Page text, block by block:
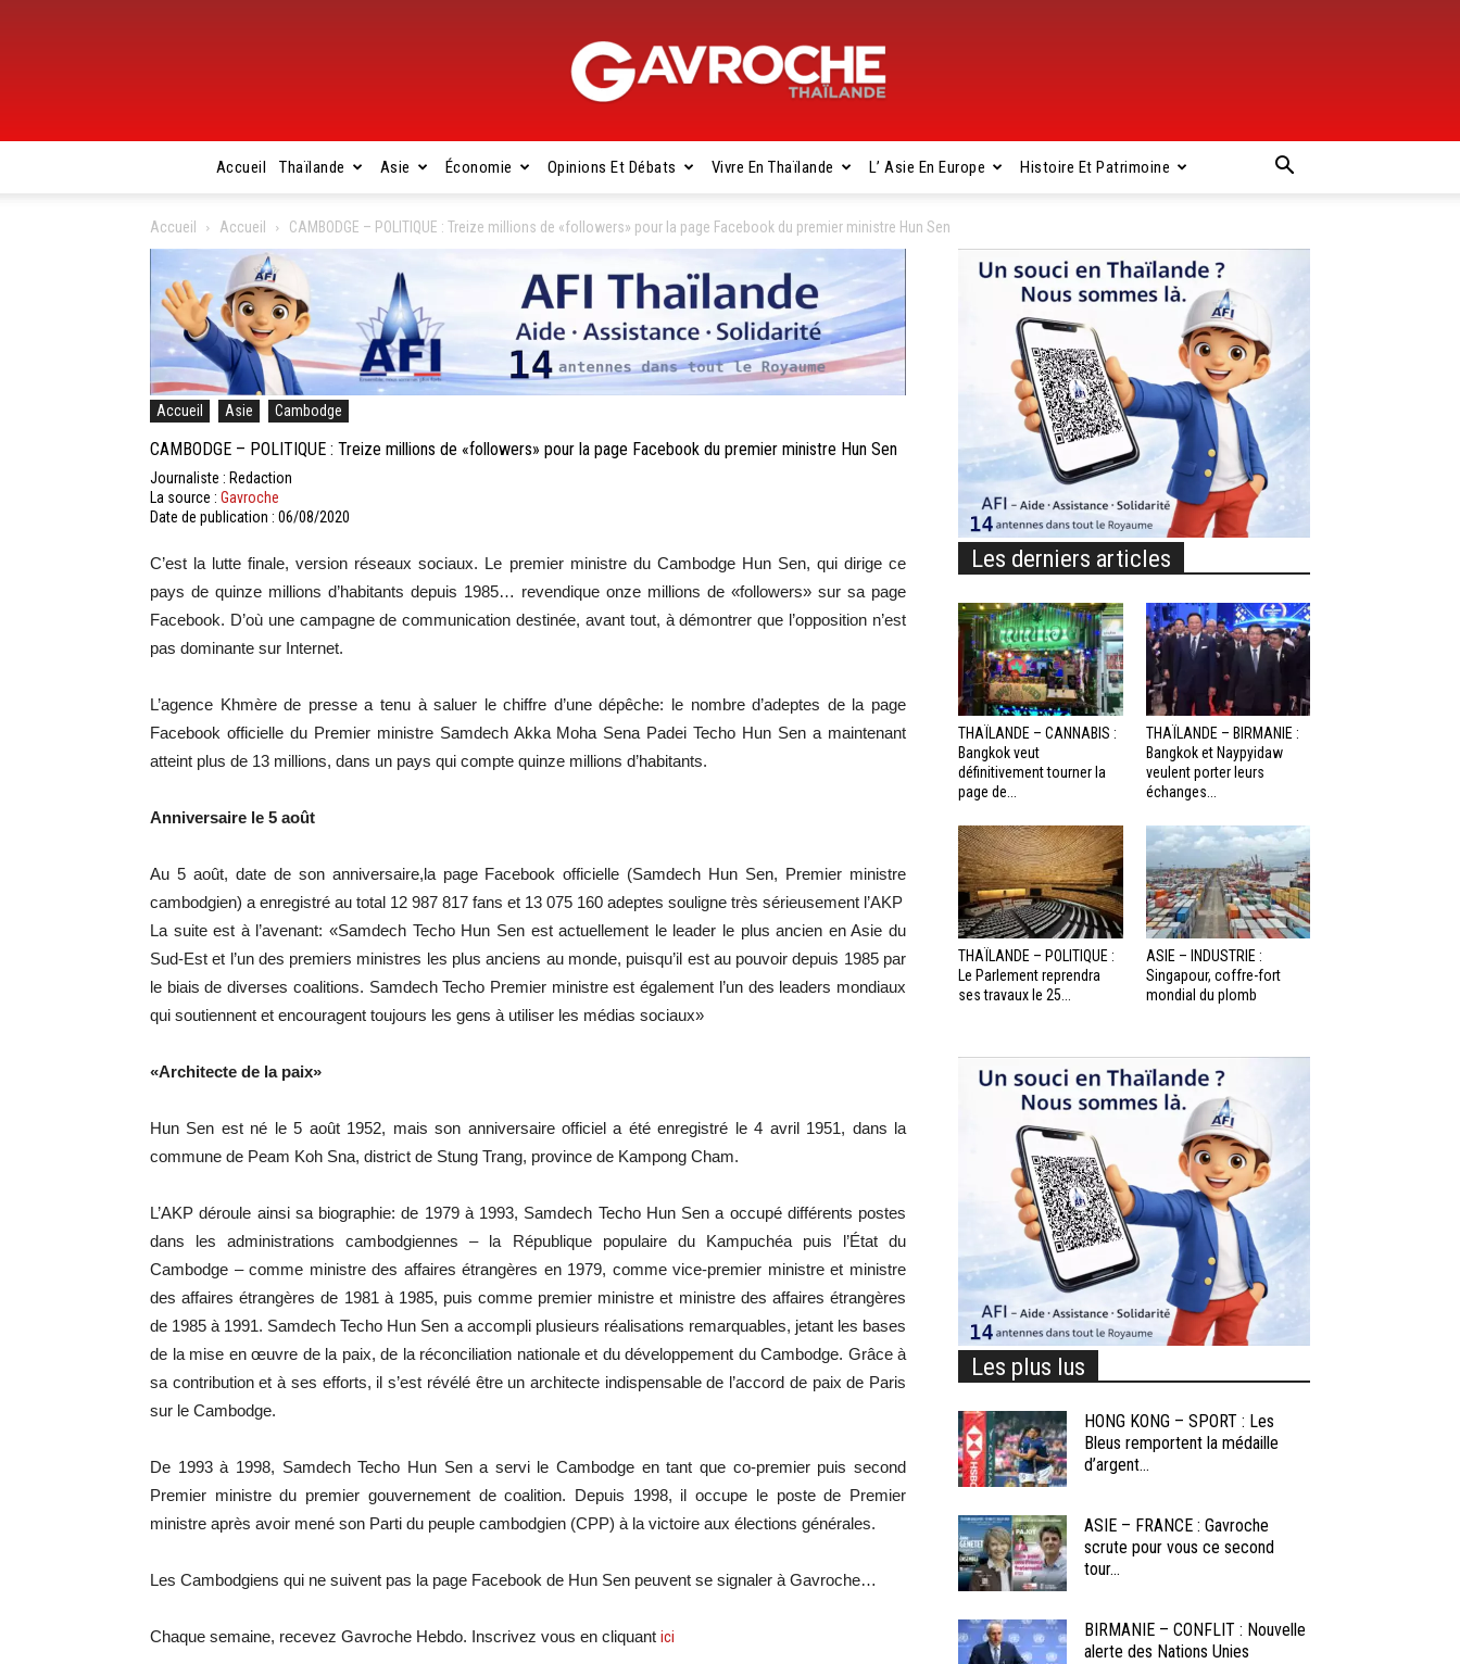
Gavroche
Thaïlande
Accueil Thaïlande Asie Économie Opinions Et Débats Vivre En Thaïlande L’ Asie En Europe Histoire Et Patrimoine
Accueil Accueil CAMBODGE – POLITIQUE : Treize millions de «followers» pour la page Facebook du premier ministre Hun Sen
Accueil Asie Cambodge
CAMBODGE – POLITIQUE : Treize millions de «followers» pour la page Facebook du premier ministre Hun Sen
Journaliste : Redaction
La source : Gavroche
Date de publication : 06/08/2020
C’est la lutte finale, version réseaux sociaux. Le premier ministre du Cambodge Hun Sen, qui dirige ce
pays de quinze millions d’habitants depuis 1985… revendique onze millions de «followers» sur sa page
Facebook. D’où une campagne de communication destinée, avant tout, à démontrer que l’opposition n’est
pas dominante sur Internet.
L’agence Khmère de presse a tenu à saluer le chiffre d’une dépêche: le nombre d’adeptes de la page
Facebook officielle du Premier ministre Samdech Akka Moha Sena Padei Techo Hun Sen a maintenant
atteint plus de 13 millions, dans un pays qui compte quinze millions d’habitants.
Anniversaire le 5 août
Au 5 août, date de son anniversaire,la page Facebook officielle (Samdech Hun Sen, Premier ministre
cambodgien) a enregistré au total 12 987 817 fans et 13 075 160 adeptes souligne très sérieusement l’AKP
La suite est à l’avenant: «Samdech Techo Hun Sen est actuellement le leader le plus ancien en Asie du
Sud-Est et l’un des premiers ministres les plus anciens au monde, puisqu’il est au pouvoir depuis 1985 par
le biais de diverses coalitions. Samdech Techo Premier ministre est également l’un des leaders mondiaux
qui soutiennent et encouragent toujours les gens à utiliser les médias sociaux»
«Architecte de la paix»
Hun Sen est né le 5 août 1952, mais son anniversaire officiel a été enregistré le 4 avril 1951, dans la
commune de Peam Koh Sna, district de Stung Trang, province de Kampong Cham.
L’AKP déroule ainsi sa biographie: de 1979 à 1993, Samdech Techo Hun Sen a occupé différents postes
dans les administrations cambodgiennes – la République populaire du Kampuchéa puis l’État du
Cambodge – comme ministre des affaires étrangères en 1979, comme vice-premier ministre et ministre
des affaires étrangères de 1981 à 1985, puis comme premier ministre et ministre des affaires étrangères
de 1985 à 1991. Samdech Techo Hun Sen a accompli plusieurs réalisations remarquables, jetant les bases
de la mise en œuvre de la paix, de la réconciliation nationale et du développement du Cambodge. Grâce à
sa contribution et à ses efforts, il s’est révélé être un architecte indispensable de l’accord de paix de Paris
sur le Cambodge.
De 1993 à 1998, Samdech Techo Hun Sen a servi le Cambodge en tant que co-premier puis second
Premier ministre du premier gouvernement de coalition. Depuis 1998, il occupe le poste de Premier
ministre après avoir mené son Parti du peuple cambodgien (CPP) à la victoire aux élections générales.
Les Cambodgiens qui ne suivent pas la page Facebook de Hun Sen peuvent se signaler à Gavroche…
Chaque semaine, recevez Gavroche Hebdo. Inscrivez vous en cliquant ici
Les derniers articles
THAÏLANDE – CANNABIS :
Bangkok veut
définitivement tourner la
page de...
THAÏLANDE – BIRMANIE :
Bangkok et Naypyidaw
veulent porter leurs
échanges...
THAÏLANDE – POLITIQUE :
Le Parlement reprendra
ses travaux le 25...
ASIE – INDUSTRIE :
Singapour, coffre-fort
mondial du plomb
Les plus lus
HONG KONG – SPORT : Les
Bleus remportent la médaille
d’argent...
ASIE – FRANCE : Gavroche
scrute pour vous ce second
tour...
BIRMANIE – CONFLIT : Nouvelle
alerte des Nations Unies